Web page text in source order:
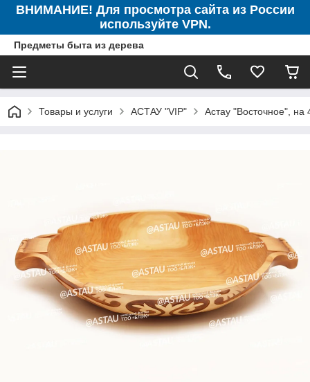
ВНИМАНИЕ! Для просмотра сайта из России
используйте VPN.
Предметы быта из дерева
Товары и услуги АСТАУ "VIP" Астау "Восточное", на